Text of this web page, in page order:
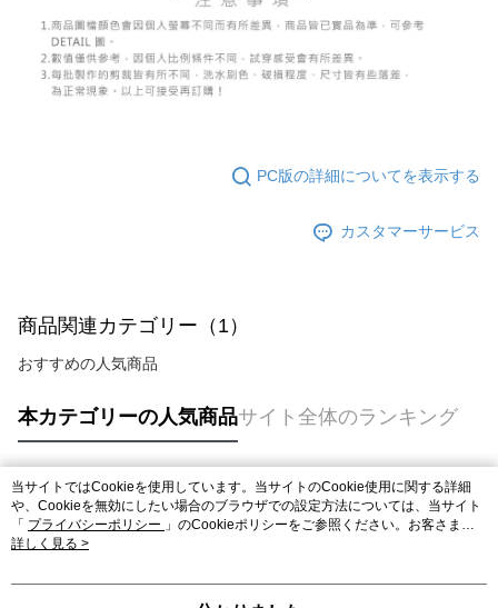
PC版の詳細についてを表示する
カスタマーサービス
商品関連カテゴリー（1）
おすすめの人気商品
本カテゴリーの人気商品サイト全体のランキング
人気タグ
当サイトではCookieを使用しています。当サイトのCookie使用に関する詳細
や、Cookieを無効にしたい場合のブラウザでの設定方法については、当サイト
「 プライバシーポリシー 」のCookieポリシーをご参照ください。お客さま
が、当サイトを引き続き使用される場合、当社がサイト利用規約のCookieポリ
詳しく見る >